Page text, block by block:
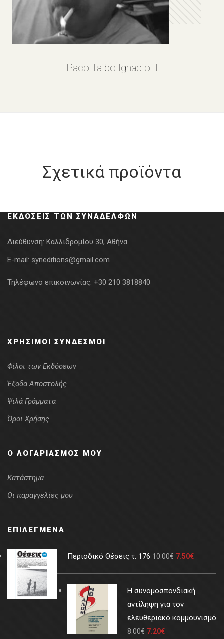
Paco Taibo Ignacio II
Σχετικά προϊόντα
ΕΚΔΌΣΕΙΣ ΤΩΝ ΣΥΝΑΔΈΛΦΩΝ
Διεύθυνση: Καλλιδρομίου 30, Αθήνα
E-mail: syneditions@gmail.com
Τηλέφωνο επικοινωνίας: +30 210 3818840
ΧΡΉΣΙΜΟΙ ΣΎΝΔΕΣΜΟΙ
Φίλοι των Εκδόσεων
Έξοδα Αποστολής
Ψιλά Γράμματα
Όροι Χρήσης
Ο ΛΟΓΑΡΙΑΣΜΌΣ ΜΟΥ
Κατάστημα
Οι παραγγελίες μου
ΕΠΙΛΕΓΜΈΝΑ
Περιοδικό Θέσεις τ. 176 10.00€ 7.50€
Η συνομοσπονδιακή
αντίληψη για τον
ελευθεριακό κομμουνισμό
8.00€ 7.20€